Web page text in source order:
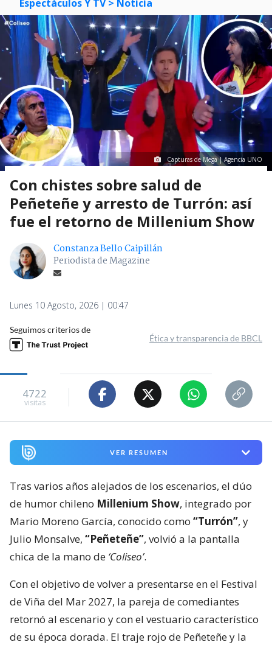
Espectáculos Y TV > Noticia
Capturas de Mega | Agencia UNO
Con chistes sobre salud de
Peñeteñe y arresto de Turrón: así
fue el retorno de Millenium Show
Constanza Bello Caipillán
Periodista de Magazine
Lunes 10 Agosto, 2026 | 00:47
Seguimos criterios de
Ética y transparencia de BBCL
4722
visitas
VER RESUMEN
Tras varios años alejados de los escenarios, el dúo
de humor chileno Millenium Show, integrado por
Mario Moreno García, conocido como “Turrón”, y
Julio Monsalve, “Peñeteñe”, volvió a la pantalla
chica de la mano de ‘Coliseo’.
Con el objetivo de volver a presentarse en el Festival
de Viña del Mar 2027, la pareja de comediantes
retornó al escenario y con el vestuario característico
de su época dorada. El traje rojo de Peñeteñe y la